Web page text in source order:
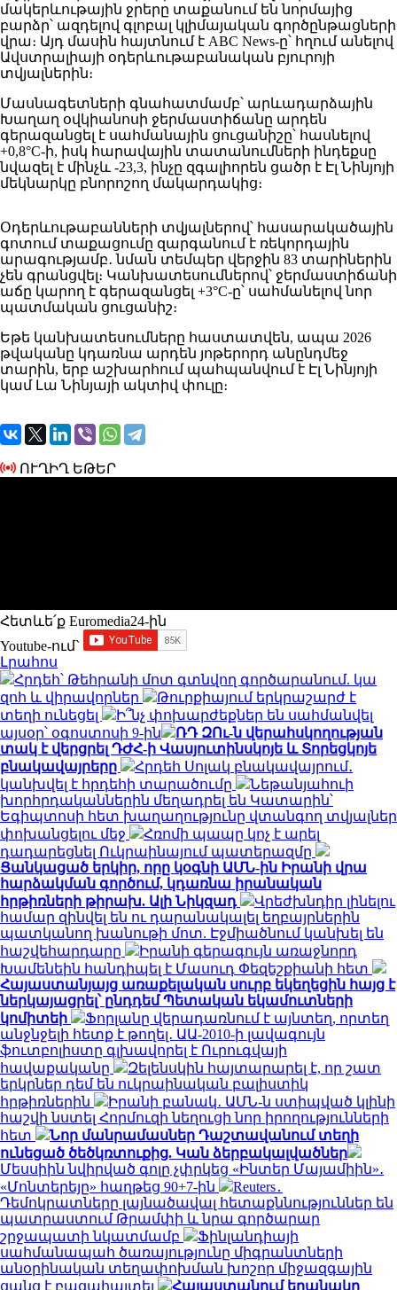
մակերևութային ջրերը տաքանում են նորմայից
բարձր՝ ազդելով գլոբալ կլիմայական գործընթացների
վրա։ Այդ մասին հայտնում է ABC News-ը՝ հղում անելով
Ավստրալիայի օդերևութաբանական բյուրոյի
տվյալներին։
Մասնագետների գնահատմամբ՝ արևադարձային
Խաղաղ օվկիանոսի ջերմաստիճանը արդեն
գերազանցել է սահմանային ցուցանիշը՝ հասնելով
+0,8°C-ի, իսկ հարավային տատանումների ինդեքսը
նվազել է մինչև -23,3, ինչը զգալիորեն ցածր է Էլ Նինյոյի
մեկնարկը բնորոշող մակարդակից։
Օդերևութաբանների տվյալներով՝ հասարակածային
գոտում տաքացումը զարգանում է ռեկորդային
արագությամբ․ նման տեմպեր վերջին 83 տարիներին
չեն գրանցվել։ Կանխատեսումներով՝ ջերմաստիճանի
աճը կարող է գերազանցել +3°C-ը՝ սահմանելով նոր
պատմական ցուցանիշ։
Եթե կանխատեսումները հաստատվեն, ապա 2026
թվականը կդառնա արդեն յոթերորդ անընդմեջ
տարին, երբ աշխարհում պահպանվում է Էլ Նինյոյի
կամ Լա Նինյայի ակտիվ փուլը։
ՈՒՂԻՂ ԵԹԵՐ
Հետևե՛ք Euromedia24-ին
Youtube-ում`
Լրահոս
Հրդեհ՝ Թեհրանի մոտ գտնվող գործարանում. կա
զոհ և վիրավորներ
Թուրքիայում երկրաշարժ է
տեղի ունեցել
Ի՞նչ փոխարժեքներ են սահմանվել
այսօր՝ օգոստոսի 9-ին
ՌԴ ԶՈւ-ն վերահսկողության
տակ է վերցրել ԴԺՀ-ի Վասյուտինսկոյե և Տորեցկոյե
բնակավայրերը
Հրդեհ Սոլակ բնակավայրում․
կանխվել է հրդեհի տարածումը
Նեթանյահուի
խորհրդականներին մեղադրել են Կատարին՝
Եգիպտոսի հետ խաղաղությունը վտանգող տվյալներ
փոխանցելու մեջ
Հռոմի պապը կոչ է արել
դադարեցնել Ուկրաինայում պատերազմը
Ցանկացած երկիր, որը կօգնի ԱՄՆ-ին Իրանի վրա
հարձակման գործում, կդառնա իրանական
հրթիռների թիրախ. Ալի Նիկզադ
Վրեժխնդիր լինելու
համար զինվել են ու դարանակալել եղբայրներին
պատկանող խանութի մոտ. Էջմիածնում կանխել են
հաշվեհարդարը
Իրանի գերագույն առաջնորդ
Խամենեին հանդիպել է Մասուդ Փեզեշքիանի հետ
Հայաստանյայց առաքելական սուրբ եկեղեցին հայց է
ներկայացրել՝ ընդդեմ Պետական եկամուտների
կոմիտեի
Ֆորլանը վերադառնում է այնտեղ, որտեղ
անջնջելի հետք է թողել․ ԱԱ-2010-ի լավագույն
ֆուտբոլիստը գլխավորել է Ուրուգվայի
հավաքականը
Զելենսկին հայտարարել է, որ շատ
երկրներ դեմ են ուկրաինական բալիստիկ
հրթիռներին
Իրանի բանակ․ ԱՄՆ-ն ստիպված կլինի
հաշվի նստել Հորմուզի նեղուցի նոր իրողությունների
հետ
Նոր մանրամասներ Դաշտավանում տեղի
ունեցած ծեծկռտուքից. Կան ձերբակալվածներ
Մեսսիին նվիրված գոլը չփրկեց «Ինտեր Մայամիին»․
«Մոնտերեյը» հաղթեց 90+7-ին
Reuters․
Դեմոկրատները լայնածավալ հետաքննություններ են
պատրաստում Թրամփի և նրա գործարար
շրջապատի նկատմամբ
Ֆինլանդիայի
սահմանապահ ծառայությունը միգրանտների
անօրինական տեղափոխման խոշոր միջազգային
ցանց է բացահայտել
Հայաստանում եղանակը